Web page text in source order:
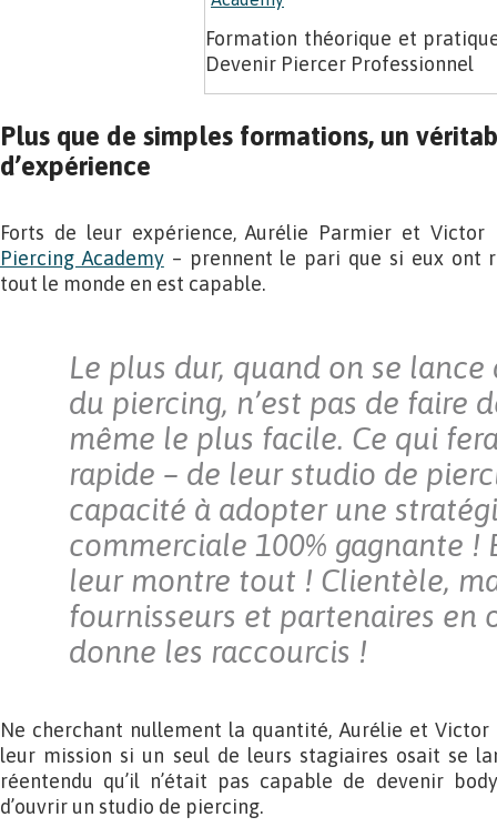
Formation théorique et
Devenir Piercer Professionnel
Plus que de simples formations, un
d’expérience
Forts de leur expérience, Aurélie Parmier et
Piercing Academy– prennent le pari que si eux ont
tout le monde en est capable.
Le plus dur, quand on se
du piercing, n’est pas de faire
même le plus facile. Ce qui
rapide – de leur studio de
capacité à adopter une
commerciale 100% gagnante !
leur montre tout ! Clientèle,
fournisseurs et partenaires en
donne les raccourcis !
Ne cherchant nullement la quantité, Aurélie et
leur mission si un seul de leurs stagiaires osait se
réentendu qu’il n’était pas capable de devenir
d’ouvrir un studio de piercing.